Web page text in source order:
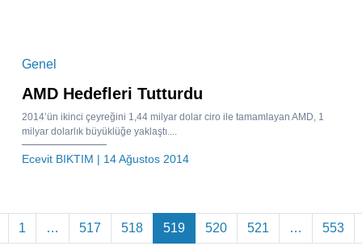
Genel
AMD Hedefleri Tutturdu
2014’ün ikinci çeyreğini 1,44 milyar dolar ciro ile tamamlayan AMD, 1
milyar dolarlık büyüklüğe yaklaştı....
Ecevit BIKTIM | 14 Ağustos 2014
dolaşımı
1 … 517 518 519 520 521 … 553